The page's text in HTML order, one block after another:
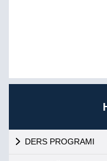
DERS PROGRAMI